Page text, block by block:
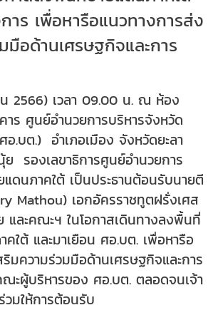
าร เพื่อหารือแนวทางการส่ง
มือด้านเศรษฐกิจและการ
2566) เวลา 09.00 น. ณ ห้อง
ร ศูนย์อำนวยการบริหารจังหวัด
อ.บต.) อำเภอเมือง จังหวัดยะลา
รองเลขาธิการศูนย์อำนวยการ
แดนภาคใต้ เป็นประธานต้อนรับนายตี
Mathou) เอกอัครราชทูตฝรั่งเศส
และคณะฯ ในโอกาสเดินทางลงพื้นที่
ใต้ และมาเยือน ศอ.บต. เพื่อหารือ
มความร่วมมือด้านเศรษฐกิจและการ
ะผู้บริหารของ ศอ.บต. ตลอดจนเจ้า
มให้การต้อนรับ